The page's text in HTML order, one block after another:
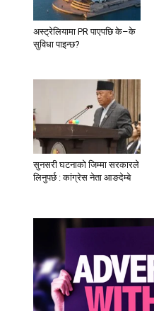
अस्ट्रेलियामा PR पाएपछि के–के
सुविधा पाइन्छ?
सुनसरी घटनाको जिम्मा सरकारले
लिनुपर्छ : कांग्रेस नेता आङदेम्बे